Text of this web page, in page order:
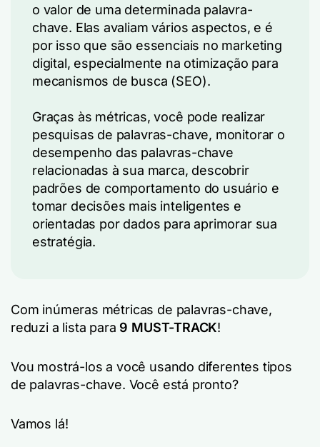
o valor de uma determinada palavra-
chave. Elas avaliam vários aspectos, e é
por isso que são essenciais no marketing
digital, especialmente na otimização para
mecanismos de busca (SEO).
Graças às métricas, você pode realizar
pesquisas de palavras-chave, monitorar o
desempenho das palavras-chave
relacionadas à sua marca, descobrir
padrões de comportamento do usuário e
tomar decisões mais inteligentes e
orientadas por dados para aprimorar sua
estratégia.
Com inúmeras métricas de palavras-chave,
reduzi a lista para 9 MUST-TRACK!
Vou mostrá-los a você usando diferentes tipos
de palavras-chave. Você está pronto?
Vamos lá!